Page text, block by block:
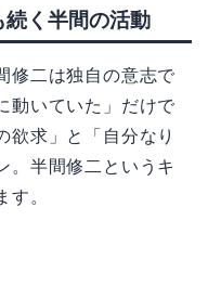
く半間の活動
修二は独自の意志で
動いていた」だけで
欲求」と「自分なり
。半間修二というキ
す。